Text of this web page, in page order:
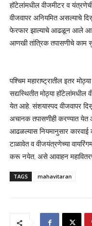
हॉटेलांमधील वीजमीटर व
वीजवापर अनियमित असल्याचे
फेरफार झाल्याचे आढळून आले आहे.
आणखी तांत्रिक तपासणीचे काम
पश्चिम महाराष्ट्रातील इतर
सद्यस्थितीत मोठ्या हॉटेलांमधील
येत आहे. संशयास्पद वीजवापर
अचानक तपासणीही करण्यात येत
आढळल्यास नियमानुसार कारवाई
टाळावेत व वीजयंत्रणेच्या
करू नयेत, असे आवाहन
TAGS mahavitaran